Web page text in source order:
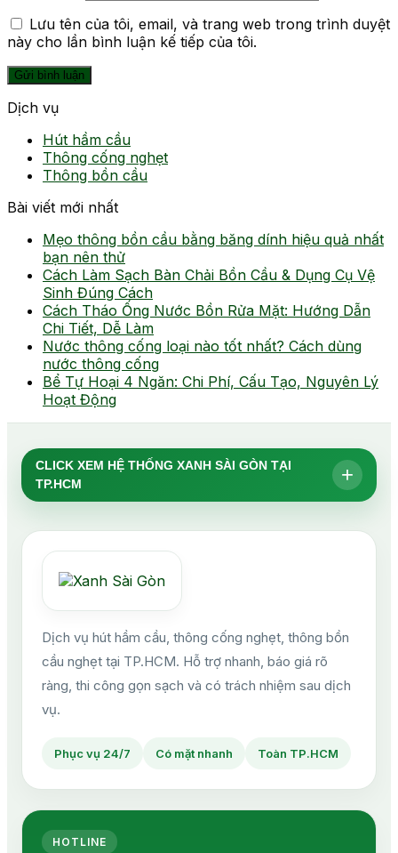
Lưu tên của tôi, email, và trang web trong trình duyệt
này cho lần bình luận kế tiếp của tôi.
Dịch vụ
Hút hầm cầu
Thông cống nghẹt
Thông bồn cầu
Bài viết mới nhất
Mẹo thông bồn cầu bằng băng dính hiệu quả nhất
bạn nên thử
Cách Làm Sạch Bàn Chải Bồn Cầu & Dụng Cụ Vệ
Sinh Đúng Cách
Cách Tháo Ống Nước Bồn Rửa Mặt: Hướng Dẫn
Chi Tiết, Dễ Làm
Nước thông cống loại nào tốt nhất? Cách dùng
nước thông cống
Bể Tự Hoại 4 Ngăn: Chi Phí, Cấu Tạo, Nguyên Lý
Hoạt Động
CLICK XEM HỆ THỐNG XANH SÀI GÒN TẠI
TP.HCM
+
Dịch vụ hút hầm cầu, thông cống nghẹt, thông bồn
cầu nghẹt tại TP.HCM. Hỗ trợ nhanh, báo giá rõ
ràng, thi công gọn sạch và có trách nhiệm sau dịch
vụ.
Phục vụ 24/7 Có mặt nhanh Toàn TP.HCM
HOTLINE